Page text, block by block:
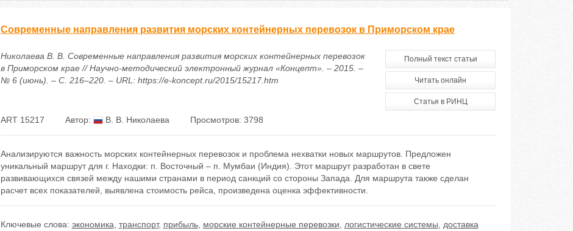
Современные направления развития морских контейнерных перевозок в Приморском крае
Николаева В. В. Современные направления развития морских контейнерных перевозок
в Приморском крае // Научно-методический электронный журнал «Концепт». – 2015. –
№ 6 (июнь). – С. 216–220. – URL: https://e-koncept.ru/2015/15217.htm
Полный текст статьи
Читать онлайн
Статья в РИНЦ
ART 15217 Автор: В. В. Николаева Просмотров: 3798
Анализируются важность морских контейнерных перевозок и проблема нехватки новых маршрутов. Предложен
уникальный маршрут для г. Находки: п. Восточный – п. Мумбаи (Индия). Этот маршрут разработан в свете
развивающихся связей между нашими странами в период санкций со стороны Запада. Для маршрута также сделан
расчет всех показателей, выявлена стоимость рейса, произведена оценка эффективности.
Ключевые слова: экономика транспорт, прибыль, морские контейнерные перевозки логистические системы
доставка